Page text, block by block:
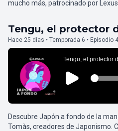
mucho más, patrocinado por
Tengu, el protector
Hace 25 días • Temporada 6 • Episodio
Descubre Japón a fondo de la
Tomàs, creadores de Japonismo.